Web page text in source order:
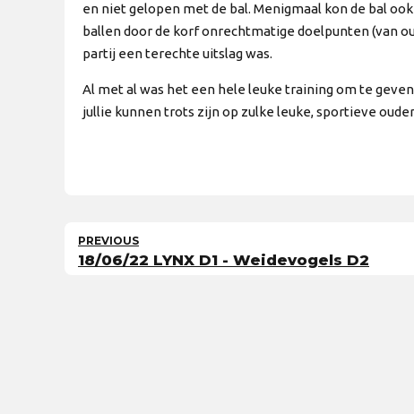
en niet gelopen met de bal. Menigmaal kon de bal
ballen door de korf onrechtmatige doelpunten (van
partij een terechte uitslag was.
Al met al was het een hele leuke training om te
jullie kunnen trots zijn op zulke leuke, sportieve
PREVIOUS
18/06/22 LYNX D1 - Weidevogels D2